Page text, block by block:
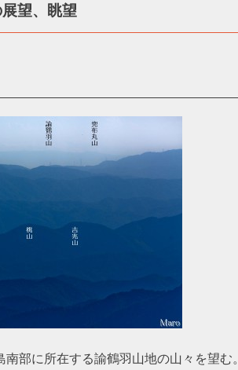
望、眺望
部に所在する諭鶴羽山地の山々を望む。